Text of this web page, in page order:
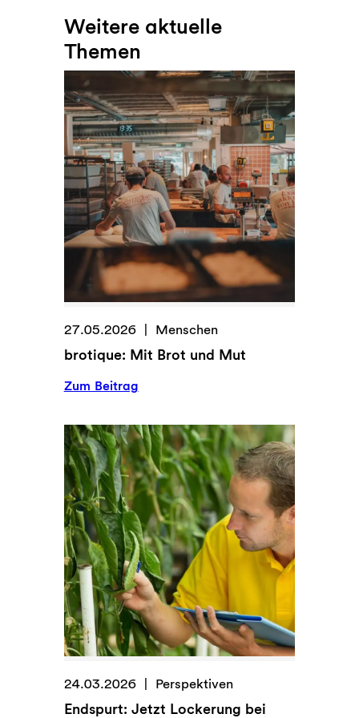
Weitere aktuelle
Themen
27.05.2026 Menschen
brotique: Mit Brot und Mut
Zum Beitrag:
r
o
t
i
u
e
:
M
i
t
B
r
u
24.03.2026 Perspektiven
Endspurt: Jetzt Lockerung bei